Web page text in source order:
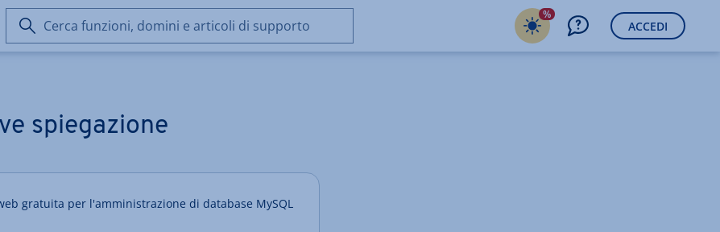
Cerca
funzioni,
%
ACCEDI
spiegazione
gratuita per l'amministrazione di database MySQL